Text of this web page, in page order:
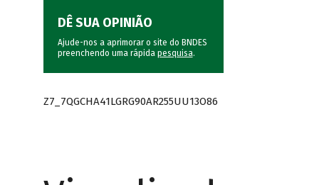
DÊ SUA OPINIÃO
Ajude-nos a aprimorar o site do BNDES
preenchendo uma rápida pesquisa.
Z7_7QGCHA41LGRG90AR255UU13O86